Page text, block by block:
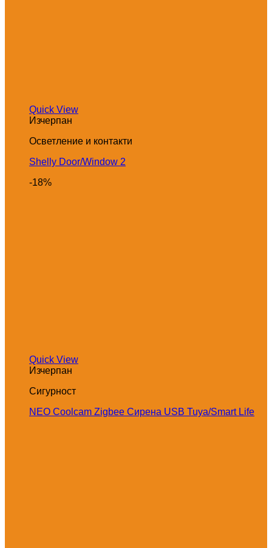
Quick View
Изчерпан
Осветление и контакти
Shelly Door/Window 2
-18%
Quick View
Изчерпан
Сигурност
NEO Coolcam Zigbee Сирена USB Tuya/Smart Life